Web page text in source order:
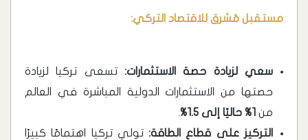
مستقبل مُشرق للاقتصاد التركي:
سعي لزيادة حصة الاستثمارات: تسعى تركيا لزيادة
حصتها من الاستثمارات الدولية المباشرة في العالم
من 1% حاليًا إلى 1.5%
.
التركيز على قطاع الطاقة:تولي تركيا اهتمامًا كبيرًا